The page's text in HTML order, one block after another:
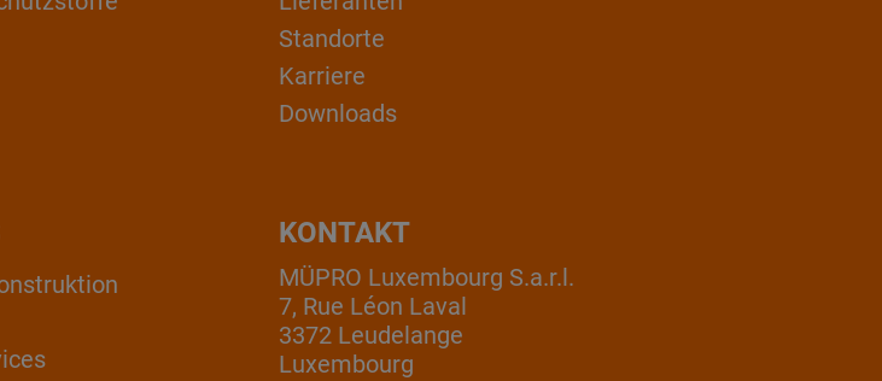
Standorte
Karriere
Downloads
KONTAKT
MÜPRO Luxembourg S.a.r.l.
7, Rue Léon Laval
3372 Leudelange
Luxembourg